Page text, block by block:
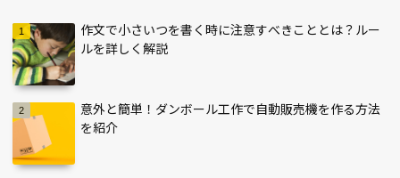
作文で小さいつを書く時に注意すべきこととは？ルー
ルを詳しく解説
意外と簡単！ダンボール工作で自動販売機を作る方法
を紹介